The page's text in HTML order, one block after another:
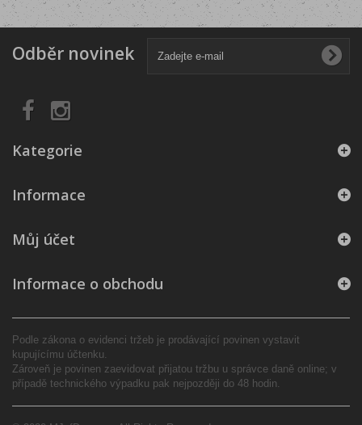
Odběr novinek
Kategorie
Informace
Můj účet
Informace o obchodu
Podle zákona o evidenci tržeb je prodávající povinen vystavit
kupujícímu účtenku.
Zároveň je povinen zaevidovat přijatou tržbu u správce daně online; v
případě technického výpadku pak nejpozději do 48 hodin.